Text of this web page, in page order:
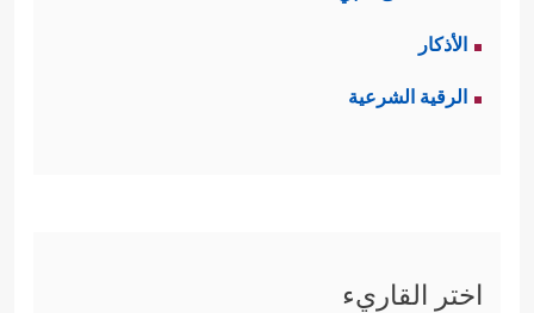
الأذكار
الرقية الشرعية
اختر القاريء